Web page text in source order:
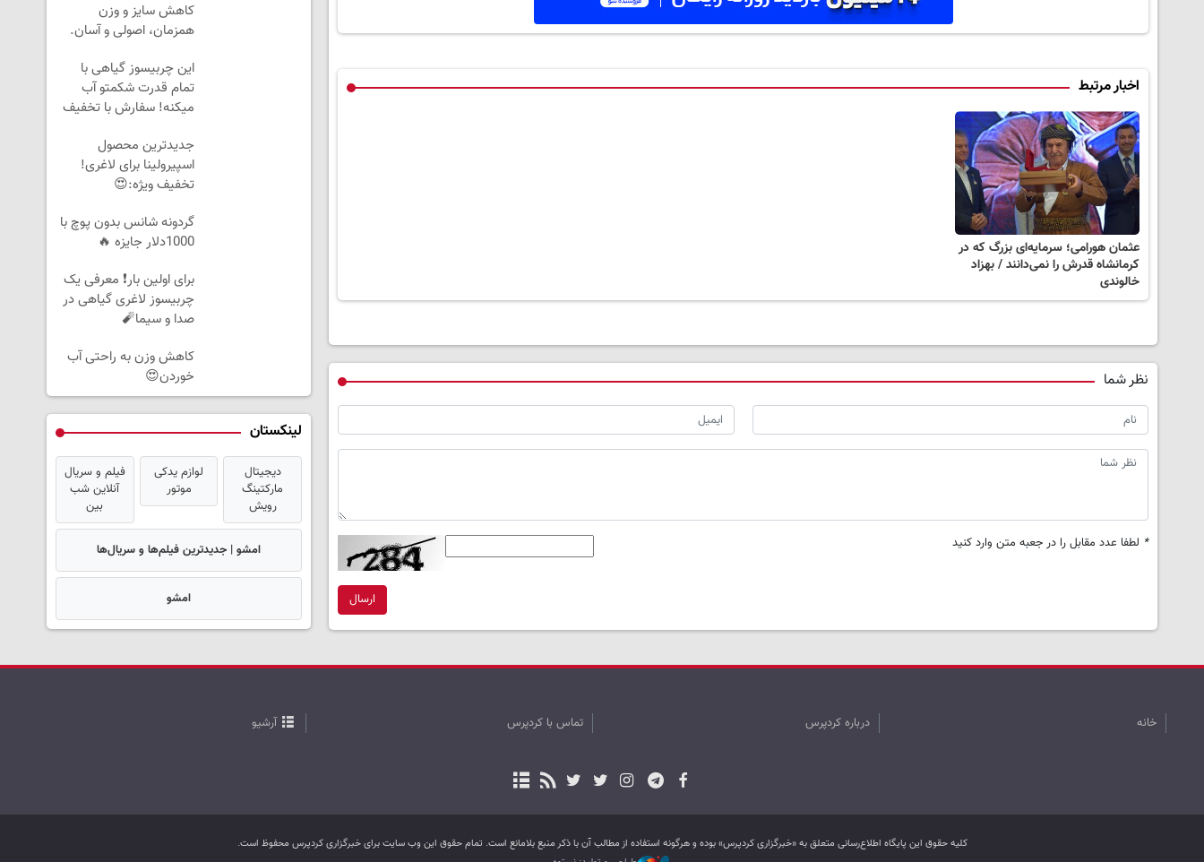
اخبار مرتبط
عثمان هورامی؛ سرمایه‌ای بزرگ که در
کرمانشاه قدرش را نمی‌دانند / بهزاد
خالوندی
نظر شما
* لطفا عدد مقابل را در جعبه متن وارد کنید
ارسال
کاهش سایز و وزن
همزمان، اصولی و آسان.
این چربیسوز گیاهی با
تمام قدرت شکمتو آب
میکنه! سفارش با تخفیف
جدیدترین محصول
اسپیرولینا برای لاغری!
تخفیف ویژه:😍
گردونه شانس بدون پوچ با
1000دلار جایزه 🔥
برای اولین بار❗ معرفی یک
چربیسوز لاغری گیاهی در
صدا و سیما🧨
کاهش وزن به راحتی آب
خوردن😍
لینکستان
دیجیتال
مارکتینگ
رویش
لوازم یدکی
موتور
فیلم و سریال
آنلاین شب
بین
امشو | جدیدترین فیلم‌ها و سریال‌ها
امشو
خانه درباره کردپرس تماس با کردپرس آرشیو
کليه حقوق اين پایگاه اطلاع‌رسانی متعلق به «خبرگزاری کردپرس» بوده و هرگونه استفاده از مطالب آن با ذکر منبع بلامانع است. تمام حقوق این وب سایت برای خبرگزاری کردپرس محفوظ است.